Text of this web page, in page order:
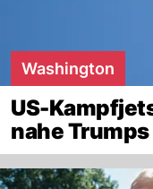
Washington
US-
nahe